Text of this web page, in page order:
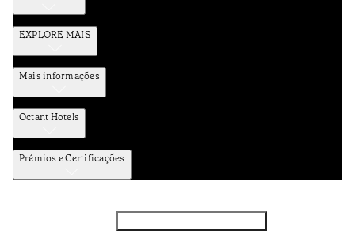
EXPLORE MAIS
Mais informações
Octant Hotels
Prémios e Certificações